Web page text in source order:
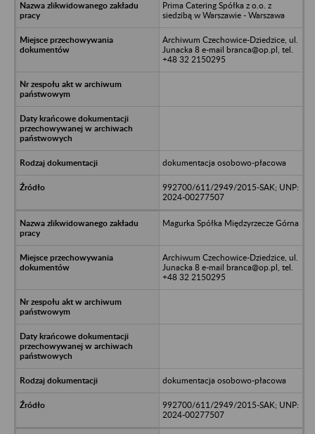
Prima Catering Spółka z o.o. z
siedzibą w Warszawie - Warszawa
Archiwum Czechowice-Dziedzice, ul.
Junacka 8 e-mail branca@op.pl, tel.
+48 32 2150295
dokumentacja osobowo-płacowa
992700/611/2949/2015-SAK; UNP:
2024-00277507
Magurka Spółka Międzyrzecze Górna
Archiwum Czechowice-Dziedzice, ul.
Junacka 8 e-mail branca@op.pl, tel.
+48 32 2150295
dokumentacja osobowo-płacowa
992700/611/2949/2015-SAK; UNP:
2024-00277507